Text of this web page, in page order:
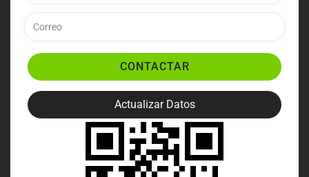
CONTACTAR
Actualizar Datos